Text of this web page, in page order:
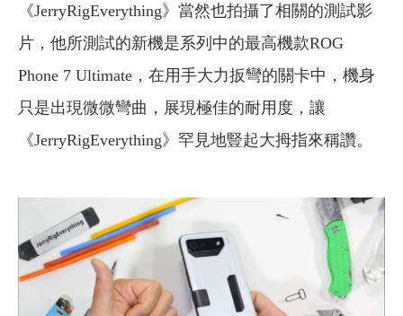
《JerryRigEverything》當然也拍攝了相關的測試影
片，他所測試的新機是系列中的最高機款ROG
Phone 7 Ultimate，在用手大力扳彎的關卡中，機身
只是出現微微彎曲，展現極佳的耐用度，讓
《JerryRigEverything》罕見地豎起大拇指來稱讚。